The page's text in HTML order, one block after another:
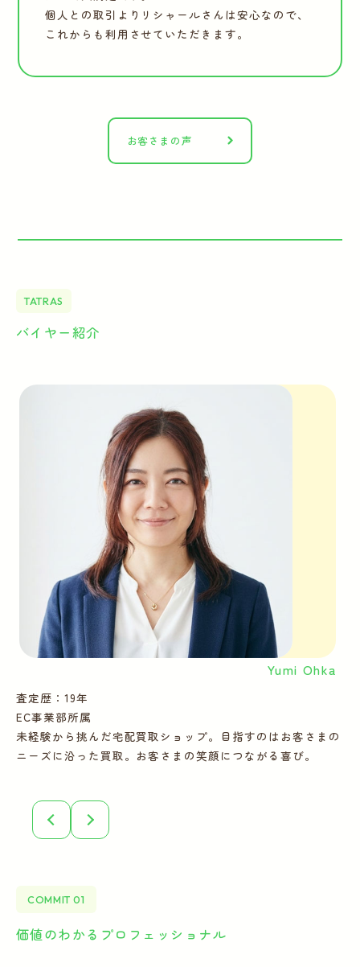
個人との取引よりリシャールさんは安心なので、
これからも利用させていただきます。
お客さまの声
TATRAS
バイヤー紹介
Yumi Ohka
査定歴：19年
EC事業部所属
未経験から挑んだ宅配買取ショップ。目指すのはお客さまの
ニーズに沿った買取。お客さまの笑顔につながる喜び。
COMMIT 01
価値のわかるプロフェッショナル